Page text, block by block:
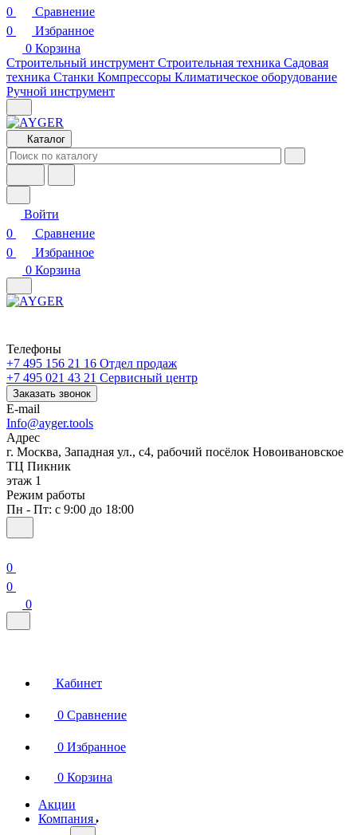
0
Сравнение
0
Избранное
0 Корзина
Строительный инструмент Строительная техника Садовая
техника Станки Компрессоры Климатическое оборудование
Ручной инструмент
Каталог
Войти
0
Сравнение
0
Избранное
0 Корзина
Телефоны
+7 495 156 21 16 Отдел продаж
+7 495 021 43 21 Cервисный центр
Заказать звонок
E-mail
Info@ayger.tools
Адрес
г. Москва, Западная ул., с4, рабочий посёлок Новоивановское
ТЦ Пикник
этаж 1
Режим работы
Пн - Пт: с 9:00 до 18:00
0
0
0
Кабинет
0 Сравнение
0 Избранное
0 Корзина
Акции
Компания